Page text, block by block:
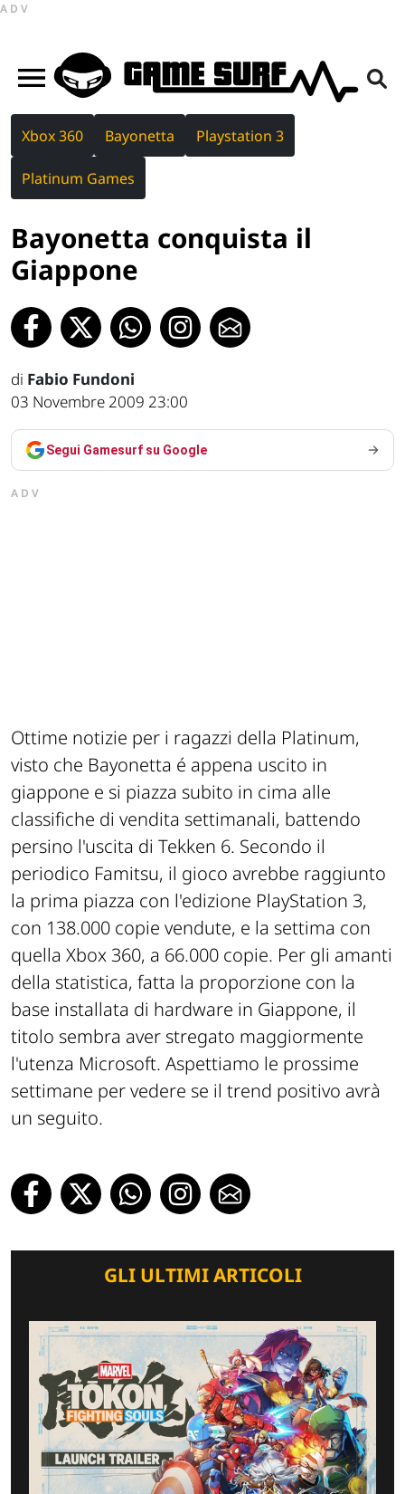
ADV
Xbox 360 Bayonetta Playstation 3
Platinum Games
Bayonetta conquista il
Giappone
di Fabio Fundoni
03 Novembre 2009 23:00
Segui Gamesurf su Google
ADV
Ottime notizie per i ragazzi della Platinum,
visto che Bayonetta é appena uscito in
giappone e si piazza subito in cima alle
classifiche di vendita settimanali, battendo
persino l'uscita di Tekken 6. Secondo il
periodico Famitsu, il gioco avrebbe raggiunto
la prima piazza con l'edizione PlayStation 3,
con 138.000 copie vendute, e la settima con
quella Xbox 360, a 66.000 copie. Per gli amanti
della statistica, fatta la proporzione con la
base installata di hardware in Giappone, il
titolo sembra aver stregato maggiormente
l'utenza Microsoft. Aspettiamo le prossime
settimane per vedere se il trend positivo avrà
un seguito.
GLI ULTIMI ARTICOLI